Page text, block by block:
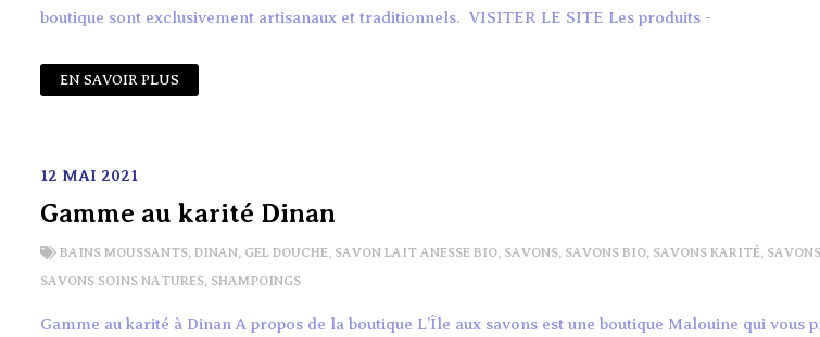
boutique sont exclusivement artisanaux et traditionnels. VISITER LE SITE Les produits -
EN SAVOIR PLUS
12 MAI 2021
Gamme au karité Dinan
BAINS MOUSSANTS, DINAN, GEL DOUCHE, SAVON LAIT ANESSE BIO, SAVONS, SAVONS BIO, SAVONS KARITÉ,
SAVONS SOINS NATURES, SHAMPOINGS
Gamme au karité à Dinan A propos de la boutique L’Île aux savons est une boutique Malouine qui vous